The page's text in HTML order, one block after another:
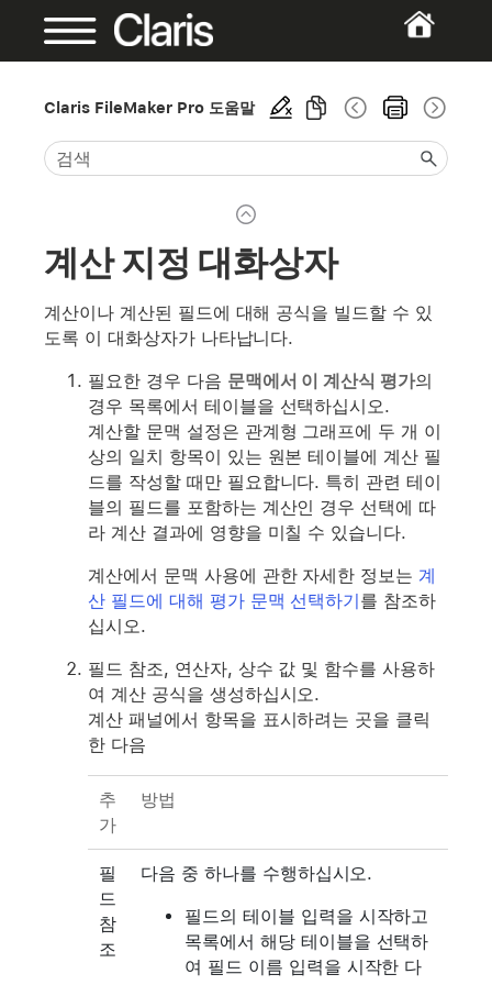
Claris FileMaker Pro 도움말
계산 지정 대화상자
계산이나 계산된 필드에 대해 공식을 빌드할 수 있
도록 이 대화상자가 나타납니다.
필요한 경우 다음 문맥에서 이 계산식 평가의
경우 목록에서 테이블을 선택하십시오.
계산할 문맥 설정은 관계형 그래프에 두 개 이
상의 일치 항목이 있는 원본 테이블에 계산 필
드를 작성할 때만 필요합니다. 특히 관련 테이
블의 필드를 포함하는 계산인 경우 선택에 따
라 계산 결과에 영향을 미칠 수 있습니다.
계산에서 문맥 사용에 관한 자세한 정보는 계
산 필드에 대해 평가 문맥 선택하기를 참조하
십시오.
필드 참조, 연산자, 상수 값 및 함수를 사용하
여 계산 공식을 생성하십시오.
계산 패널에서 항목을 표시하려는 곳을 클릭
한 다음
추
가
방법
필
드
참
조
다음 중 하나를 수행하십시오.
필드의 테이블 입력을 시작하고
목록에서 해당 테이블을 선택하
여 필드 이름 입력을 시작한 다